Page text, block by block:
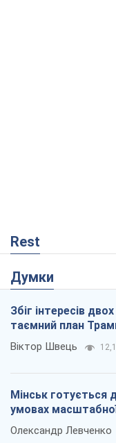
Rest
Думки
Збіг інтересів
таємний план
Віктор Швець
Мінськ готується
умовах
Олександр Левченко